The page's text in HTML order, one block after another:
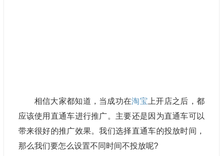
相信大家都知道，当成功在淘宝 上开店之后，都
应该使用直通车进行推广。主要还是因为直通车可以
带来很好的推广效果。我们选择直通车的投放时间，
那么我们要怎么设置不同时间不投放呢?